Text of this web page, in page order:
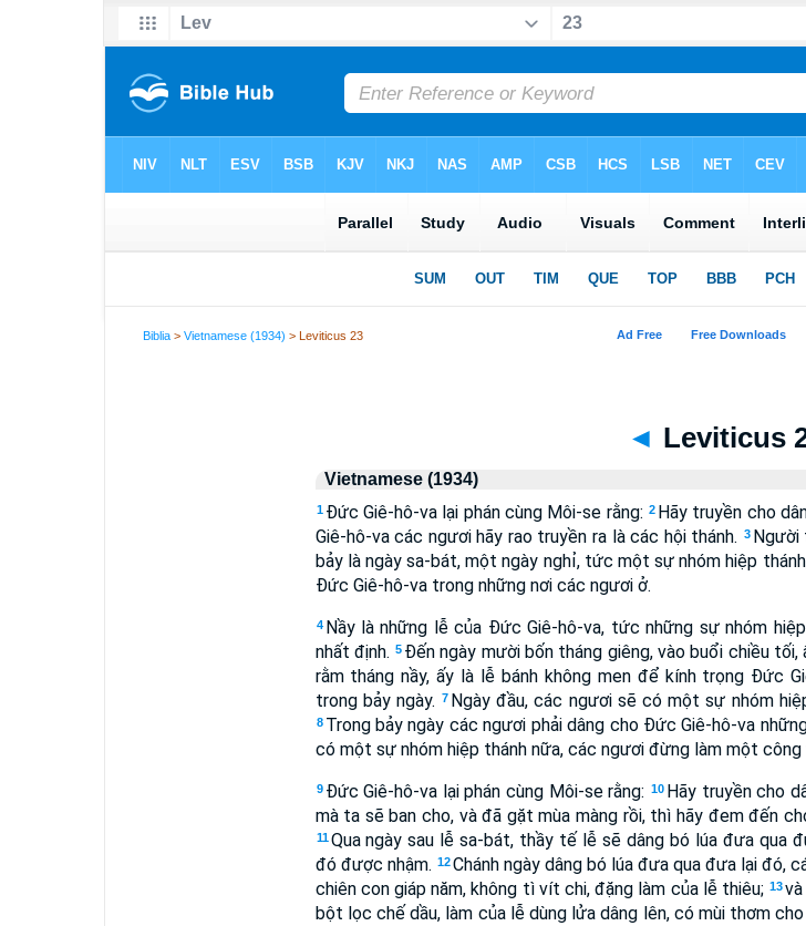
Biblia >Vietnamese (1934) > Leviticus 23
◄ Leviticus
Vietnamese (1934)
1 Ðức Giê-hô-va lại phán cùng Môi-se rằng: 2 Hãy truyền cho
Giê-hô-va các ngươi hãy rao truyền ra là các hội thánh. 3 Người
bảy là ngày sa-bát, một ngày nghỉ, tức một sự nhóm hiệp
Ðức Giê-hô-va trong những nơi các ngươi ở.
4 Nầy là những lễ của Ðức Giê-hô-va, tức những sự nhóm
nhất định. 5 Ðến ngày mười bốn tháng giêng, vào buổi chiều
rằm tháng nầy, ấy là lễ bánh không men để kính trọng Ðức
trong bảy ngày. 7 Ngày đầu, các ngươi sẽ có một sự nhóm
8 Trong bảy ngày các ngươi phải dâng cho Ðức Giê-hô-va
có một sự nhóm hiệp thánh nữa, các ngươi đừng làm một
9 Ðức Giê-hô-va lại phán cùng Môi-se rằng: 10 Hãy truyền cho
mà ta sẽ ban cho, và đã gặt mùa màng rồi, thì hãy đem đến
11 Qua ngày sau lễ sa-bát, thầy tế lễ sẽ dâng bó lúa đưa qua
đó được nhậm. 12Chánh ngày dâng bó lúa đưa qua đưa lại đó,
chiên con giáp năm, không tì vít chi, đặng làm của lễ thiêu; 13
bột lọc chế dầu, làm của lễ dùng lửa dâng lên, có mùi thơm